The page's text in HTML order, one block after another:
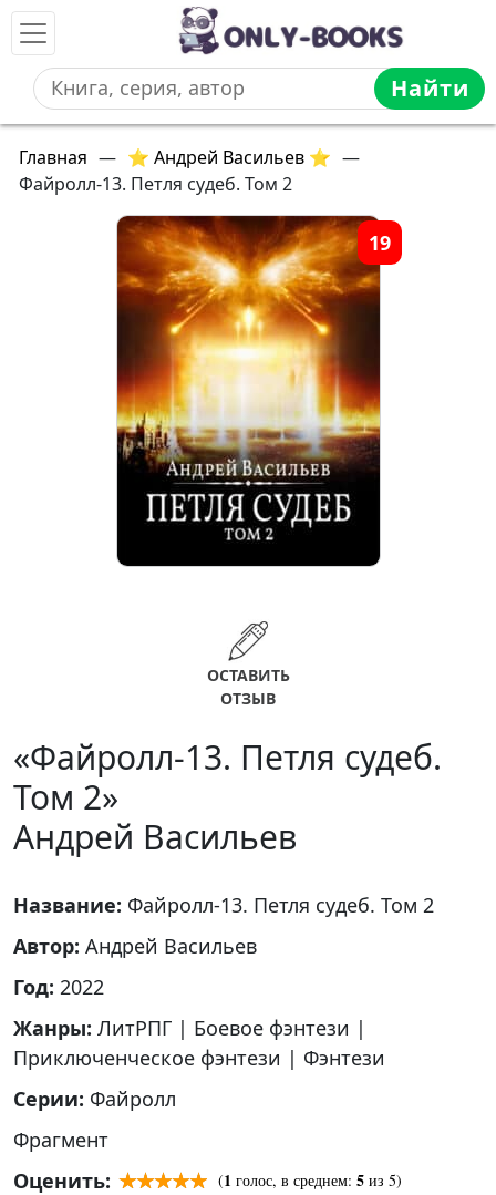
Найти
Главная — ⭐ Андрей Васильев ⭐ —
Файролл-13. Петля судеб. Том 2
19
ОСТАВИТЬ
ОТЗЫВ
«Файролл-13. Петля судеб.
Том 2»
Андрей Васильев
Название: Файролл-13. Петля судеб. Том 2
Автор: Андрей Васильев
Год: 2022
Жанры: ЛитРПГ | Боевое фэнтези |
Приключенческое фэнтези | Фэнтези
Серии: Файролл
Фрагмент
Оценить:
(1 голос, в среднем: 5 из 5)